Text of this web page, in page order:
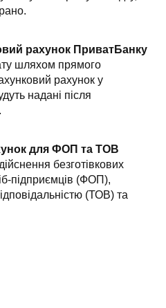
рахунок ПриватБанку
шляхом прямого
рахунок у
надані після
для ФОП та ТОВ
безготівкових
підприємців (ФОП),
(ТОВ) та